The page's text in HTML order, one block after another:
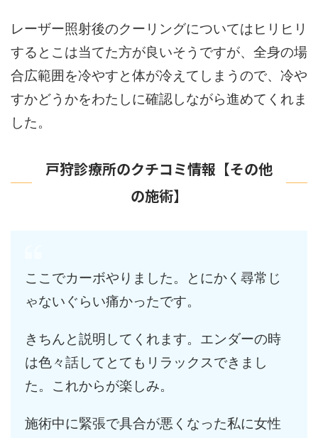
レーザー照射後のクーリングについてはヒリヒリ
するとこは当てた方が良いそうですが、全身の場
合広範囲を冷やすと体が冷えてしまうので、冷や
すかどうかをわたしに確認しながら進めてくれま
した。
戸狩診療所のクチコミ情報【その他
の施術】
ここでカーボやりました。とにかく尋常じ
ゃないぐらい痛かったです。
きちんと説明してくれます。エンダーの時
は色々話してとてもリラックスできまし
た。これからが楽しみ。
施術中に緊張で具合が悪くなった私に女性